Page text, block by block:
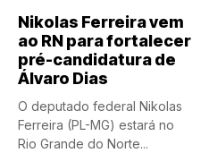
Nikolas Ferreira vem
ao RN para fortalecer
pré-candidatura de
Álvaro Dias
O deputado federal Nikolas
Ferreira (PL-MG) estará no
Rio Grande do Norte...